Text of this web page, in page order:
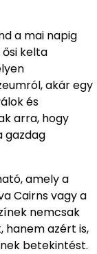
a mai napig
kelta
akár egy
és
arra, hogy
gazdag
amely a
Cairns vagy a
nemcsak
azért is,
betekintést.